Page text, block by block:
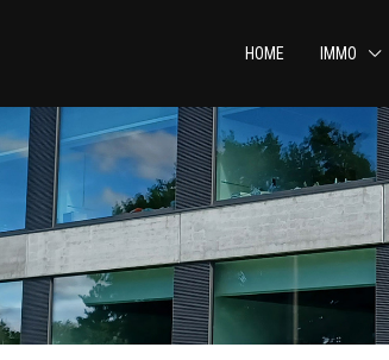
HOME IMMO